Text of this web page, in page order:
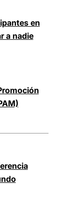
en
a nadie